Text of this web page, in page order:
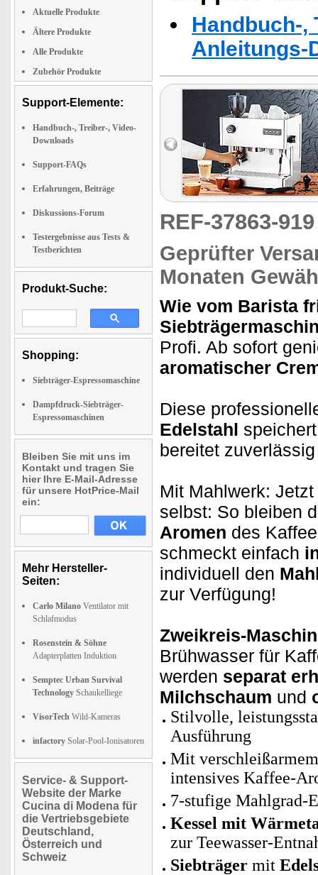
Aktuelle Produkte
Ältere Produkte
Alle Produkte
Zubehör Produkte
Support-Elemente:
Handbuch-, Treiber-, Video-
Downloads
Support-FAQs
Erfahrungen, Beiträge
Diskussions-Forum
Testergebnisse aus Tests &
Testberichten
Produkt-Suche:
Shopping:
Siebträger-Espressomaschine
Dampfdruck-Siebträger-
Espressomaschinen
Bleiben Sie mit uns im
Kontakt und tragen Sie
hier Ihre E-Mail-Adresse
für unsere HotPrice-Mail
ein:
Mehr Hersteller-
Seiten:
Carlo Milano Ventilator mit
Schlafmodus
Rosenstein & Söhne
Adapterplatten Induktion
Semptec Urban Survival
Technology Schaukelliege
VisorTech Wild-Kameras
infactory Solar-Pool-Ionisatoren
Service- & Support-
Website der Marke
Cucina di Modena für
die Vertriebsgebiete
Deutschland,
Österreich und
Schweiz
Handbuch-,
Anleitungs-
REF-37863-
Geprüfter
Monaten
Wie vom Barista
Profi. Ab sofort
aromatischer
Diese
Edelstahl
bereitet
Mit Mahlwerk:
selbst: So bleiben
Aromen des
schmeckt einfach
individuell den
zur Verfügung!
Zweikreis-
Brühwasser für
werden separat
Milchschaum und
Stilvolle,
Ausführung
Mit
intensives Kaffee-
7-stufige Mahlgrad-
Kessel mit
zur Teewasser-
Siebträger mit